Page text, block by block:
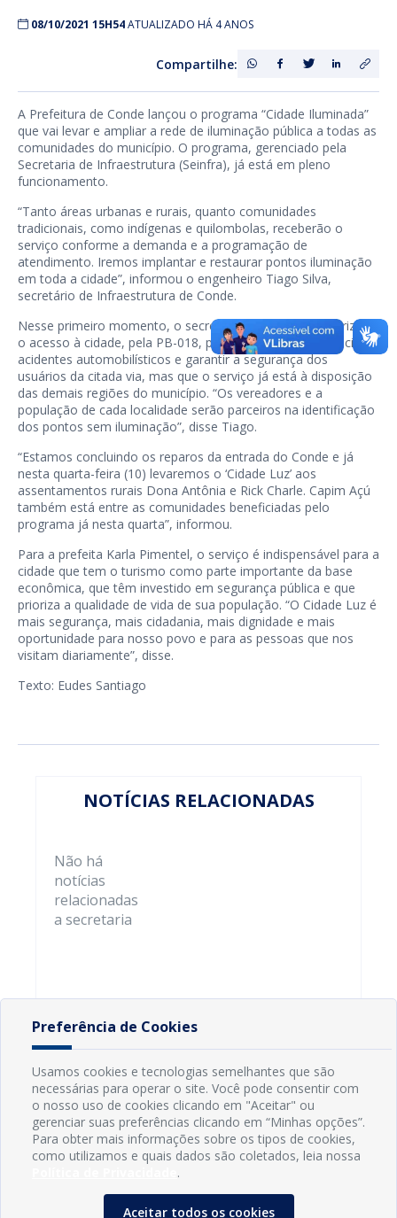
08/10/2021 15H54ATUALIZADO HÁ 4 ANOS
Compartilhe:
A Prefeitura de Conde lançou o programa “Cidade Iluminada”
que vai levar e ampliar a rede de iluminação pública a todas as
comunidades do município. O programa, gerenciado pela
Secretaria de Infraestrutura (Seinfra), já está em pleno
funcionamento.
“Tanto áreas urbanas e rurais, quanto comunidades
tradicionais, como indígenas e quilombolas, receberão o
serviço conforme a demanda e a programação de
atendimento. Iremos implantar e restaurar pontos iluminação
em toda a cidade”, informou o engenheiro Tiago Silva,
secretário de Infraestrutura de Conde.
Nesse primeiro momento, o secretário afirmou que priorizou
o acesso à cidade, pela PB-018, para combater a incidência de
acidentes automobilísticos e garantir a segurança dos
usuários da citada via, mas que o serviço já está à disposição
das demais regiões do município. “Os vereadores e a
população de cada localidade serão parceiros na identificação
dos pontos sem iluminação”, disse Tiago.
“Estamos concluindo os reparos da entrada do Conde e já
nesta quarta-feira (10) levaremos o ‘Cidade Luz’ aos
assentamentos rurais Dona Antônia e Rick Charle. Capim Açú
também está entre as comunidades beneficiadas pelo
programa já nesta quarta”, informou.
Para a prefeita Karla Pimentel, o serviço é indispensável para a
cidade que tem o turismo como parte importante da base
econômica, que têm investido em segurança pública e que
prioriza a qualidade de vida de sua população. “O Cidade Luz é
mais segurança, mais cidadania, mais dignidade e mais
oportunidade para nosso povo e para as pessoas que nos
visitam diariamente”, disse.
Texto: Eudes Santiago
NOTÍCIAS RELACIONADAS
Não há
notícias
relacionadas
a secretaria
Preferência de Cookies
Usamos cookies e tecnologias semelhantes que são
necessárias para operar o site. Você pode consentir com
o nosso uso de cookies clicando em "Aceitar" ou
gerenciar suas preferências clicando em “Minhas opções”.
Para obter mais informações sobre os tipos de cookies,
como utilizamos e quais dados são coletados, leia nossa
.
Aceitar todos os cookies